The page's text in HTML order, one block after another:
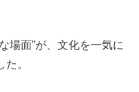
場面”が、文化を一気に
。